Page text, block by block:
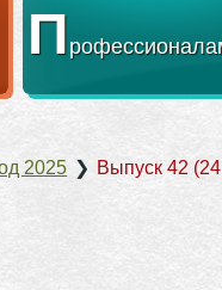
П
2025 ❯ Выпуск 42